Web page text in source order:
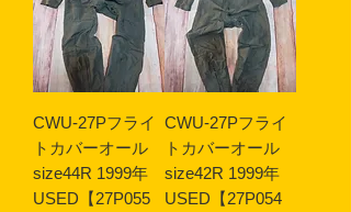
CWU-27Pフライ
トカバーオール
size44R 1999年
USED【27P055
CWU-27Pフライ
トカバーオール
size42R 1999年
USED【27P054